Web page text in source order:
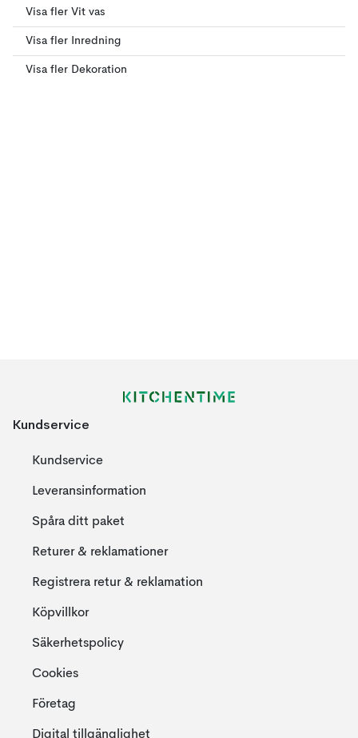
Visa fler Vit vas
Visa fler Inredning
Visa fler Dekoration
Kundservice
Kundservice
Leveransinformation
Spåra ditt paket
Returer & reklamationer
Registrera retur & reklamation
Köpvillkor
Säkerhetspolicy
Cookies
Företag
Digital tillgänglighet